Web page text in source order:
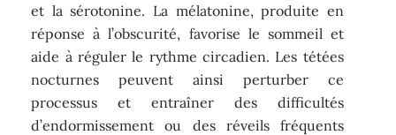
et la sérotonine. La mélatonine, produite en
réponse à l’obscurité, favorise le sommeil et
aide à réguler le rythme circadien. Les tétées
nocturnes peuvent ainsi perturber ce
processus et entraîner des difficultés
d’endormissement ou des réveils fréquents